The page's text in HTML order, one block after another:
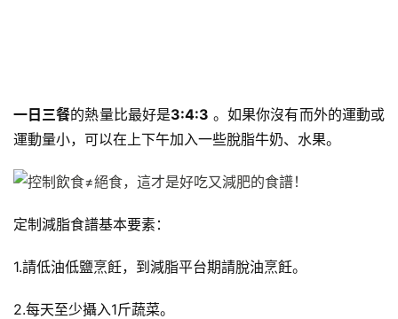
有
氧
動
訓
練
心
得
一日三餐的熱量比最好是3:4:3 。如果你沒有而外的運動或
運動量小，可以在上下午加入一些脫脂牛奶、水果。
定制減脂食譜基本要素：
1.請低油低鹽烹飪，到減脂平台期請脫油烹飪。
2.每天至少攝入1斤蔬菜。